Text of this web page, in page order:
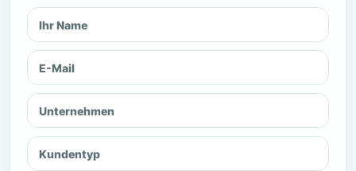
Ihr Name
E-Mail
Unternehmen
Kundentyp